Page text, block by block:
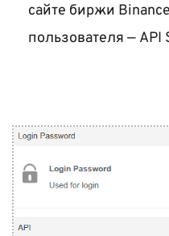
сайте биржи
пользователя — API